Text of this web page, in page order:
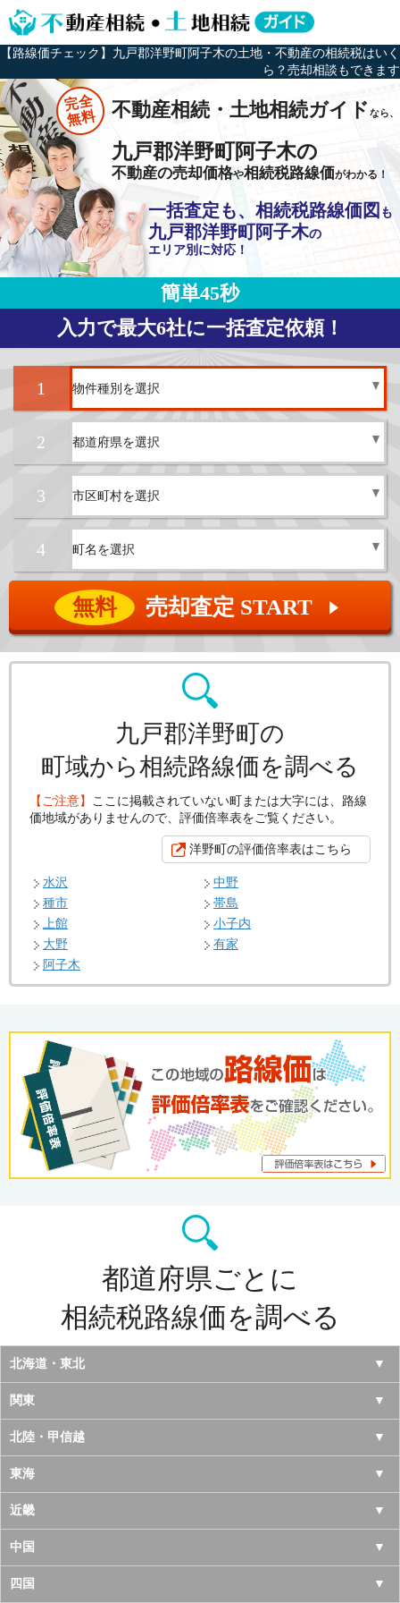
【路線価チェック】九戸郡洋野町阿子木の土地・不動産の相続税はいく
ら？売却相談もできます
完全
無料 不動産相続・土地相続ガイドなら、
九戸郡洋野町阿子木の
不動産の売却価格や相続税路線価がわかる！
一括査定も、相続税路線価図 も
九戸郡洋野町阿子木の
エリア別に対応！
簡単45秒
入力で最大6社に一括査定依頼！
1
2
3
4
無料 売却査定 START ▲
九戸郡洋野町の
町域から相続路線価を調べる
【ご注意】 ここに掲載されていない町または大字には、路線
価地域がありませんので、評価倍率表をご覧ください。
洋野町の評価倍率表はこちら
水沢
中野
種市
帯島
上館
小子内
大野
有家
阿子木
都道府県ごとに
相続税路線価を調べる
北海道・東北
北海道
青森県
岩手県
宮城県
秋田県
山形県
関東
東京都
神奈川県
千葉県
埼玉県
茨城県
北陸・甲信越
山梨県
長野県
新潟県
富山県
東海
愛知県
岐阜県
三重県
近畿
大阪府
京都府
中国
鳥取県
四国